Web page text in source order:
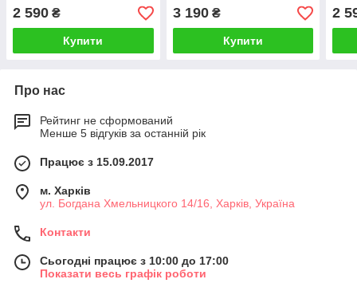
2 590 ₴
Купити
3 190₴
Купити
2
Про нас
Рейтинг не сформований
Менше 5 відгуків за останній рік
Працює з 15.09.2017
м. Харків
ул. Богдана Хмельницкого 14/16, Харків, Україна
Контакти
Сьогодні працює з 10:00 до 17:00
Показати весь графік роботи